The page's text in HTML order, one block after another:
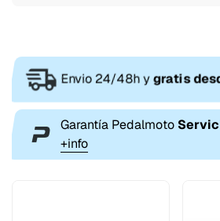
Envio 24/48h ygratis
Garantía Pedalmoto
+info